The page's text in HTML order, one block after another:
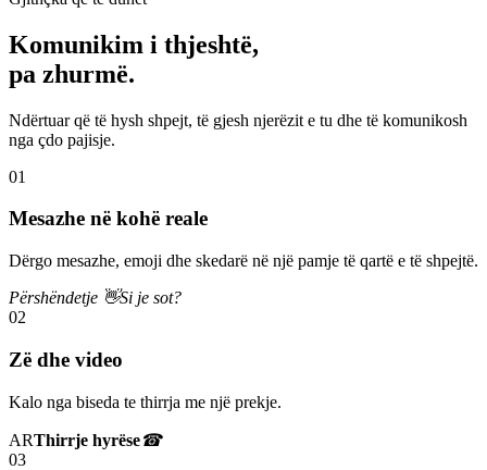
Komunikim i thjeshtë,
pa zhurmë.
Ndërtuar që të hysh shpejt, të gjesh njerëzit e tu dhe të komunikosh
nga çdo pajisje.
01
Mesazhe në kohë reale
Dërgo mesazhe, emoji dhe skedarë në një pamje të qartë e të shpejtë.
Përshëndetje 👋Si je sot?
02
Zë dhe video
Kalo nga biseda te thirrja me një prekje.
ARThirrje hyrëse☎
03